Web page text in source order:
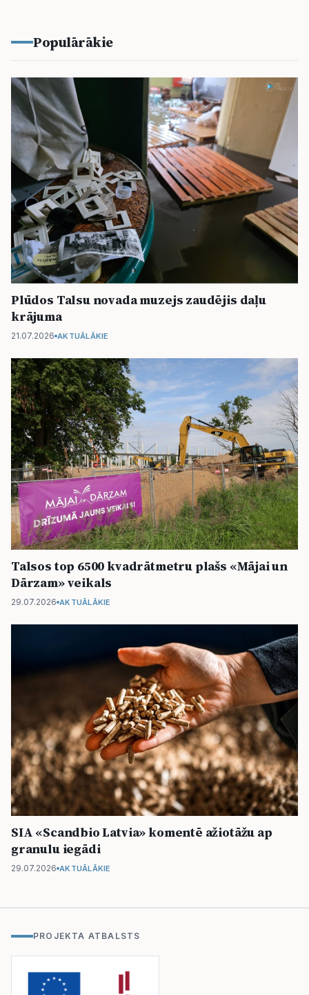
Populārākie
Plūdos Talsu novada muzejs zaudējis daļu
krājuma
21.07.2026 AKTUĀLĀKIE
Talsos top 6500 kvadrātmetru plašs «Mājai un
Dārzam» veikals
29.07.2026 AKTUĀLĀKIE
SIA «Scandbio Latvia» komentē ažiotāžu ap
granulu iegādi
29.07.2026 AKTUĀLĀKIE
PROJEKTA ATBALSTS